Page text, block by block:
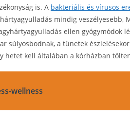
is. A bakteriális és vírusos
mindig veszélyesebb,
ellen gyógymódok
súlyosbodnak, a tünetek
hetet kell általában a kórházban
wellness